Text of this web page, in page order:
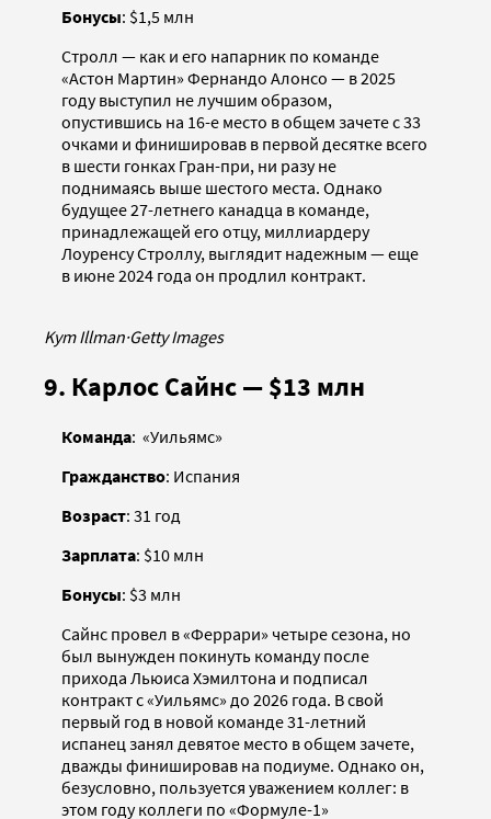
Бонусы: $1,5 млн
Стролл — как и его напарник по команде
«Астон Мартин» Фернандо Алонсо — в 2025
году выступил не лучшим образом,
опустившись на 16-е место в общем зачете с 33
очками и финишировав в первой десятке всего
в шести гонках Гран-при, ни разу не
поднимаясь выше шестого места. Однако
будущее 27-летнего канадца в команде,
принадлежащей его отцу, миллиардеру
Лоуренсу Строллу, выглядит надежным — еще
в июне 2024 года он продлил контракт.
Kym Illman·Getty Images
9. Карлос Сайнс — $13 млн
Команда: «Уильямс»
Гражданство: Испания
Возраст: 31 год
Зарплата: $10 млн
Бонусы: $3 млн
Сайнс провел в «Феррари» четыре сезона, но
был вынужден покинуть команду после
прихода Льюиса Хэмилтона и подписал
контракт с «Уильямс» до 2026 года. В свой
первый год в новой команде 31-летний
испанец занял девятое место в общем зачете,
дважды финишировав на подиуме. Однако он,
безусловно, пользуется уважением коллег: в
этом году коллеги по «Формуле-1»